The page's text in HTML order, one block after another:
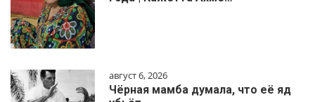
август 6, 2026
Чёрная мамба думала, что её яд